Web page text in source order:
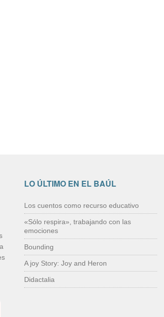
LO ÚLTIMO EN EL BAÚL
Los cuentos como recurso educativo
«Sólo respira», trabajando con las
emociones
Bounding
A joy Story: Joy and Heron
Didactalia